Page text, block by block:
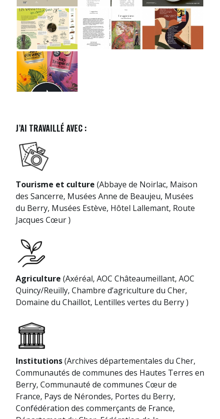
J’AI TRAVAILLÉ AVEC :
Tourisme et culture (Abbaye de Noirlac, Maison
des Sancerre, Musées Anne de Beaujeu, Musées
du Berry, Musées Estève, Hôtel Lallemant, Route
Jacques Cœur )
Agriculture (Axéréal, AOC Châteaumeillant, AOC
Quincy/Reuilly, Chambre d’agriculture du Cher,
Domaine du Chaillot, Lentilles vertes du Berry )
Institutions(Archives départementales du Cher,
Communautés de communes des Hautes Terres en
Berry, Communauté de communes Cœur de
France, Pays de Nérondes, Portes du Berry,
Confédération des commerçants de France,